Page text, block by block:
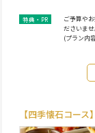
ご予算や
ださいませ
(プラン内
【四季懐石コー